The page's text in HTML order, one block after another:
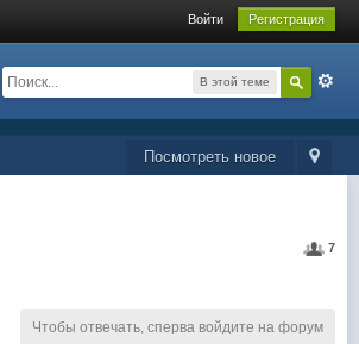
Войти Регистрация
В этой теме
Посмотреть новое
7
Чтобы отвечать, сперва войдите на форум